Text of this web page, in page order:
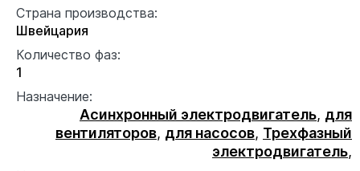
Страна производства:
Швейцария
Количество фаз:
1
Назначение:
Асинхронный электродвигатель, для
вентиляторов, для насосов, Трехфазный
электродвигатель,